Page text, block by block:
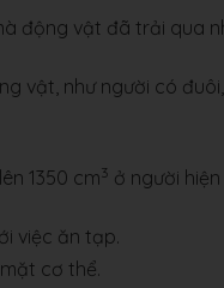
động vật đã trải qua
vật, như người có
1350 cm3 ở người
việc ăn tạp.
cơ thể.